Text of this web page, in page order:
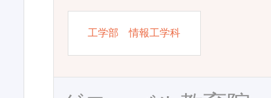
工学部 情報工学科